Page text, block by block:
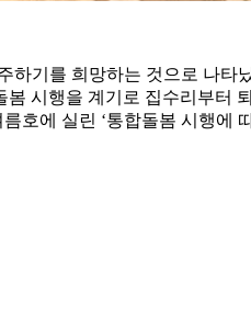
하기를 희망하는 것으로 나
시행을 계기로 집수리부터
호에 실린 ‘통합돌봄 시행에